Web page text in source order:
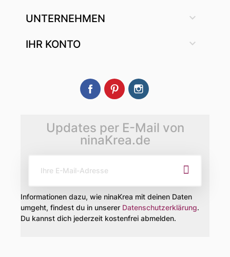
UNTERNEHMEN 
IHR KONTO 
FacebookPinterest
Updates per E-Mail von
ninaKrea.de
Informationen dazu, wie ninaKrea mit deinen Daten
umgeht, findest du in unserer Datenschutzerklärung.
Du kannst dich jederzeit kostenfrei abmelden.